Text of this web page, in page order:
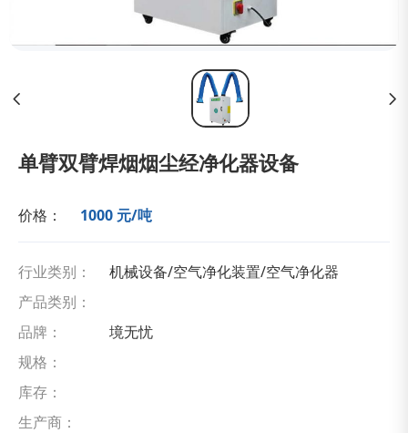
单臂双臂焊烟烟尘经净化器设备
价格： 1000 元/吨
行业类别：
机械设备/空气净化装置/空气净化器
产品类别：
品牌：
境无忧
规格：
库存：
生产商：